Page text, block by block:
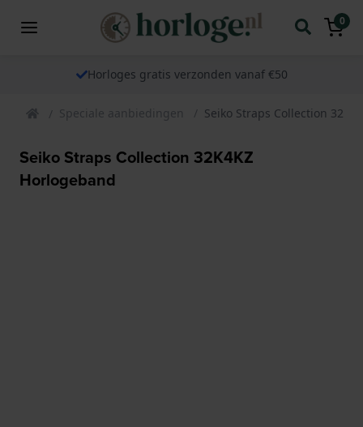
0
Horloges gratis verzonden vanaf €50
Speciale aanbiedingen Seiko Straps Collection
Seiko Straps Collection 32K4KZ
Horlogeband